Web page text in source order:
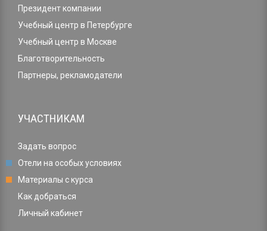
Президент компании
Учебный центр в Петербурге
Учебный центр в Москве
Благотворительность
Партнеры, рекламодатели
УЧАСТНИКАМ
Задать вопрос
Отели на особых условиях
Материалы с курса
Как добраться
Личный кабинет